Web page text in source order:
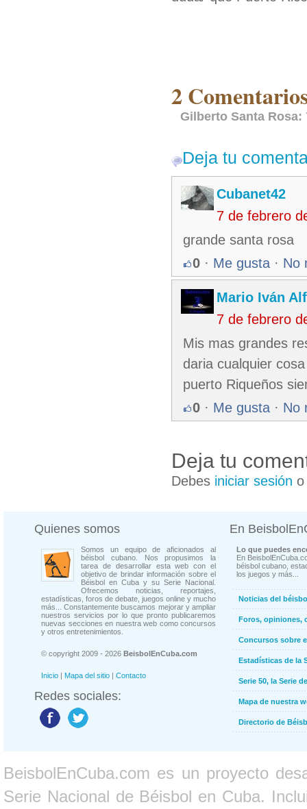
2
Gilberto Santa
Deja tu
Cubanet42
7 de febrero
grande santa rosa
0 · Me gusta · No
Mario Iván
7 de febrero
Mis mas grandes
daria cualquier
puerto Riqueños
0 · Me gusta · No
Deja tu
Debes iniciar sesión
Quienes somos
Somos un equipo de aficionados al
béisbol cubano. Nos propusimos la
tarea de desarrollar esta web con el
objetivo de brindar información sobre el
Béisbol en Cuba y su Serie Nacional.
Ofrecemos noticias, reportajes,
estadísticas, foros de debate, juegos online y mucho
más... Constantemente buscamos mejorar y ampliar
nuestros servicios por lo que pronto publicaremos
nuevas secciones en nuestra web como concursos
y otros entretenimientos.
© copyright 2009 - 2026 BeisbolEnCuba.com
Inicio | Mapa del sitio | Contacto
Redes sociales:
En
Lo que puedes
En
béisbol cubano,
los juegos y más...
Noticias del
Foros, opiniones,
Concursos sobre
Estadísticas de la
Serie 50, la Serie
Mapa de nuestra
Directorio de
BeisbolEnCuba.com es un proyecto
Serie Nacional de Béisbol en Cuba.